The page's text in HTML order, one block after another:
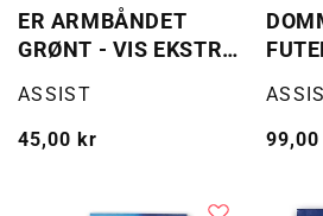
ER ARMBÅNDET
GRØNT - VIS EKSTRA
Selger:
ASSIST
Vanlig
45,00 kr
Selger: